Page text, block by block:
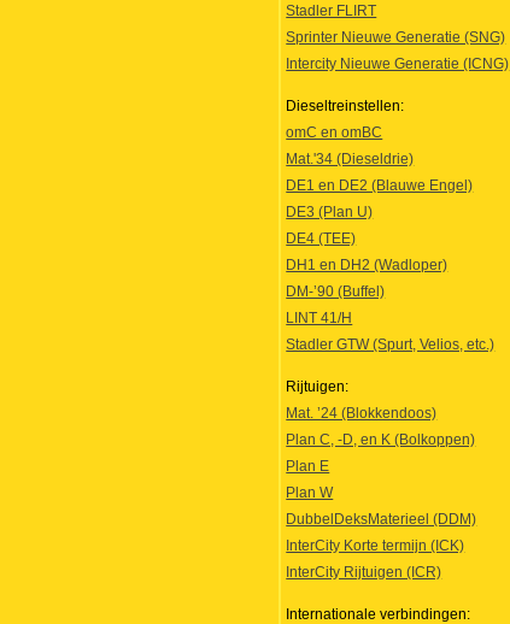
Stadler FLIRT
Sprinter Nieuwe Generatie (SNG)
Intercity Nieuwe Generatie (ICNG)
Dieseltreinstellen:
omC en omBC
Mat.'34 (Dieseldrie)
DE1 en DE2 (Blauwe Engel)
DE3 (Plan U)
DE4 (TEE)
DH1 en DH2 (Wadloper)
DM-’90 (Buffel)
LINT 41/H
Stadler GTW (Spurt, Velios, etc.)
Rijtuigen:
Mat. ’24 (Blokkendoos)
Plan C, -D, en K (Bolkoppen)
Plan E
Plan W
DubbelDeksMaterieel (DDM)
InterCity Korte termijn (ICK)
InterCity Rijtuigen (ICR)
Internationale verbindingen: